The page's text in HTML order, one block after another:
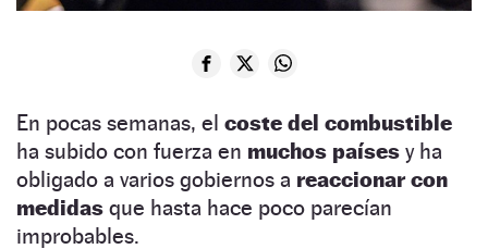
En pocas semanas, el coste del combustible
ha subido con fuerza en muchos países y ha
obligado a varios gobiernos a reaccionar con
medidas que hasta hace poco parecían
improbables.